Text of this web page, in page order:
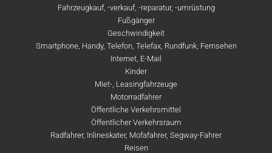
Fahrzeugkauf, -verkauf, -reparatur, -umrüstung
Fußgänger
Geschwindigkeit
Smartphone, Handy, Telefon, Telefax, Rundfunk, Fernsehen
Internet, E-Mail
Kinder
Miet-, Leasingfahrzeuge
Motorradfahrer
Öffentliche Verkehrsmittel
Öffentlicher Verkehrsraum
Radfahrer, Inlineskater, Mofafahrer, Segway-Fahrer
Reisen